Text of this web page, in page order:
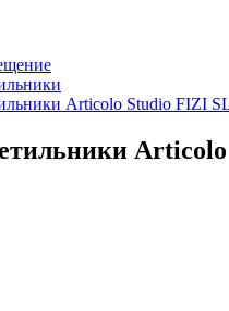
Articolo Studio FIZI